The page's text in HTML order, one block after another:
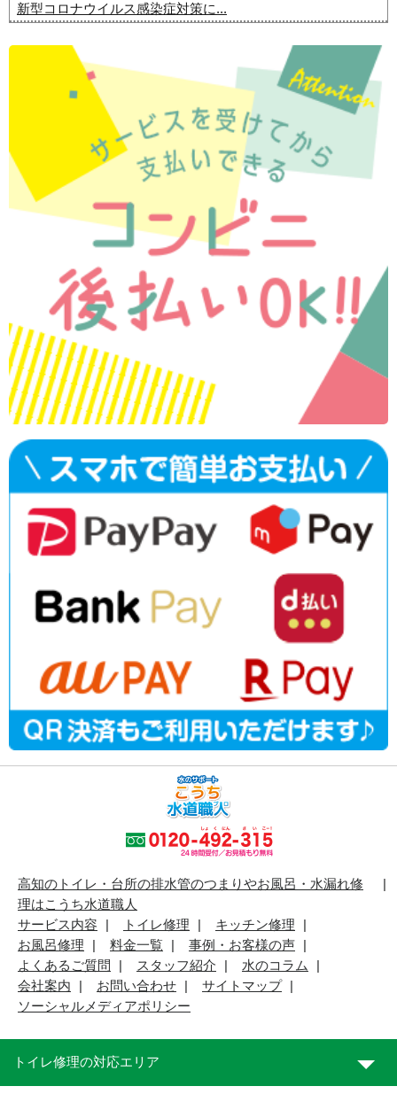
新型コロナウイルス感染症対策に...
高知のトイレ・台所の排水管のつまりやお風呂・水漏れ修
理はこうち水道職人
サービス内容
トイレ修理
キッチン修理
お風呂修理
料金一覧
事例・お客様の声
よくあるご質問
スタッフ紹介
水のコラム
会社案内
お問い合わせ
サイトマップ
ソーシャルメディアポリシー
トイレ修理の対応エリア